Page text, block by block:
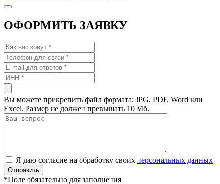
ОФОРМИТЬ ЗАЯВКУ
Вы можете прикрепить файл формата: JPG, PDF, Word или
Excel. Размер не должен превышать 10 Мб.
Я даю согласие на обработку своих персональных данных
*Поле обязательно для заполнения